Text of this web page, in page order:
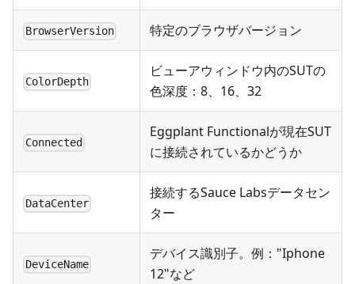
BrowserVersion 特定のブラウザバージョン
ColorDepth
ビューアウィンドウ内のSUTの
色深度：8、16、32
Connected
Eggplant Functionalが現在SUT
に接続されているかどうか
DataCenter
接続するSauce Labsデータセン
ター
DeviceName
デバイス識別子。例："Iphone
12"など